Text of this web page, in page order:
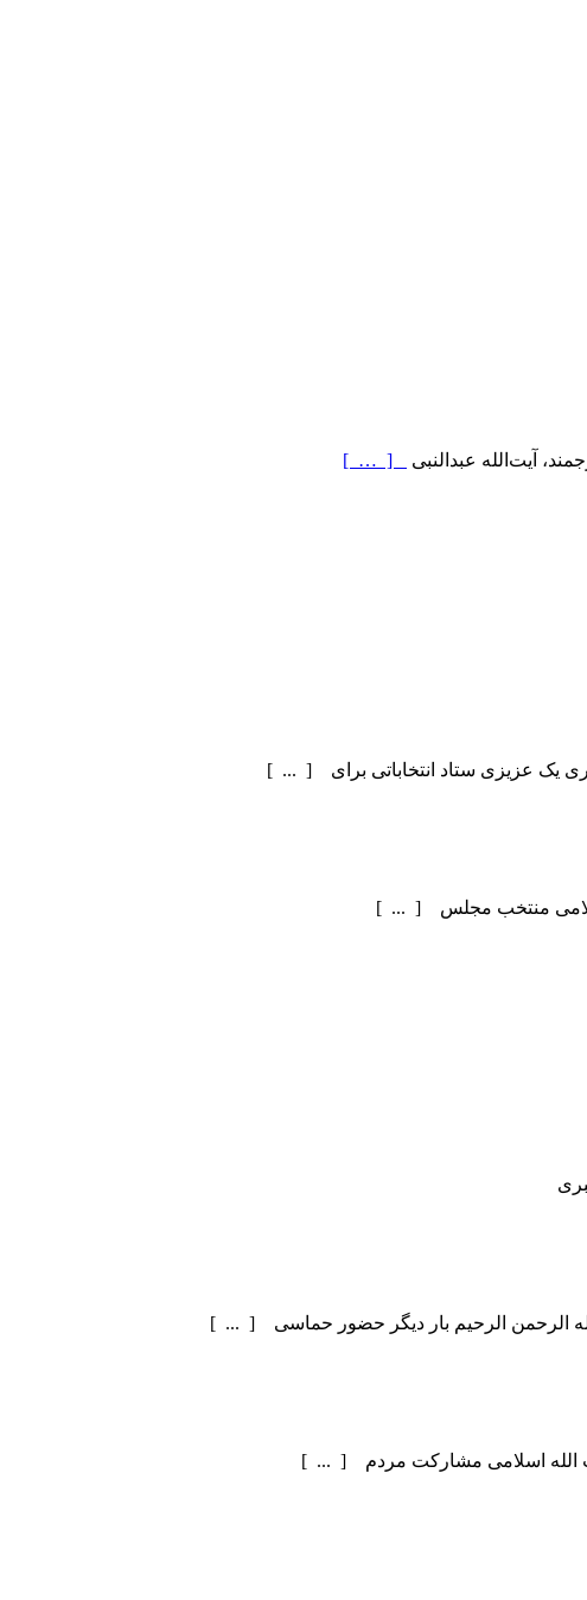
آیت‌الله عبدالنبی [ … ]
یک عزیزی ستاد انتخاباتی برای [ ... ]
اسلامی منتخب مجلس [ ... ]
الله اسلامی مشارکت مردم [ ... ]